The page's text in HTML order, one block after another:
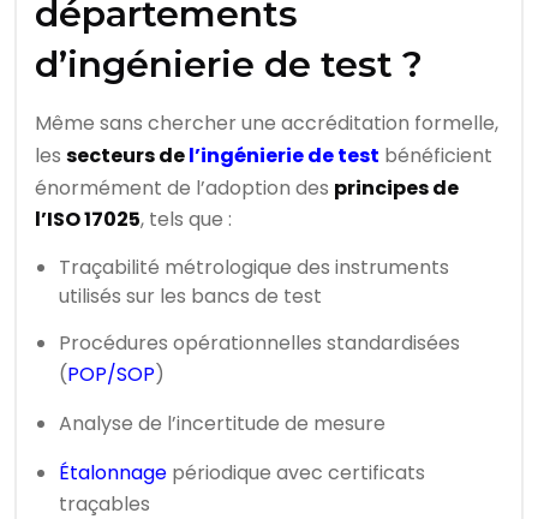
départements
d’ingénierie de test ?
Même sans chercher une accréditation formelle,
les secteurs del’ingénierie de test bénéficient
énormément de l’adoption des principes de
l’ISO 17025, tels que :
Traçabilité métrologique des instruments
utilisés sur les bancs de test
Procédures opérationnelles standardisées
(POP/SOP)
Analyse de l’incertitude de mesure
Étalonnage périodique avec certificats
traçables